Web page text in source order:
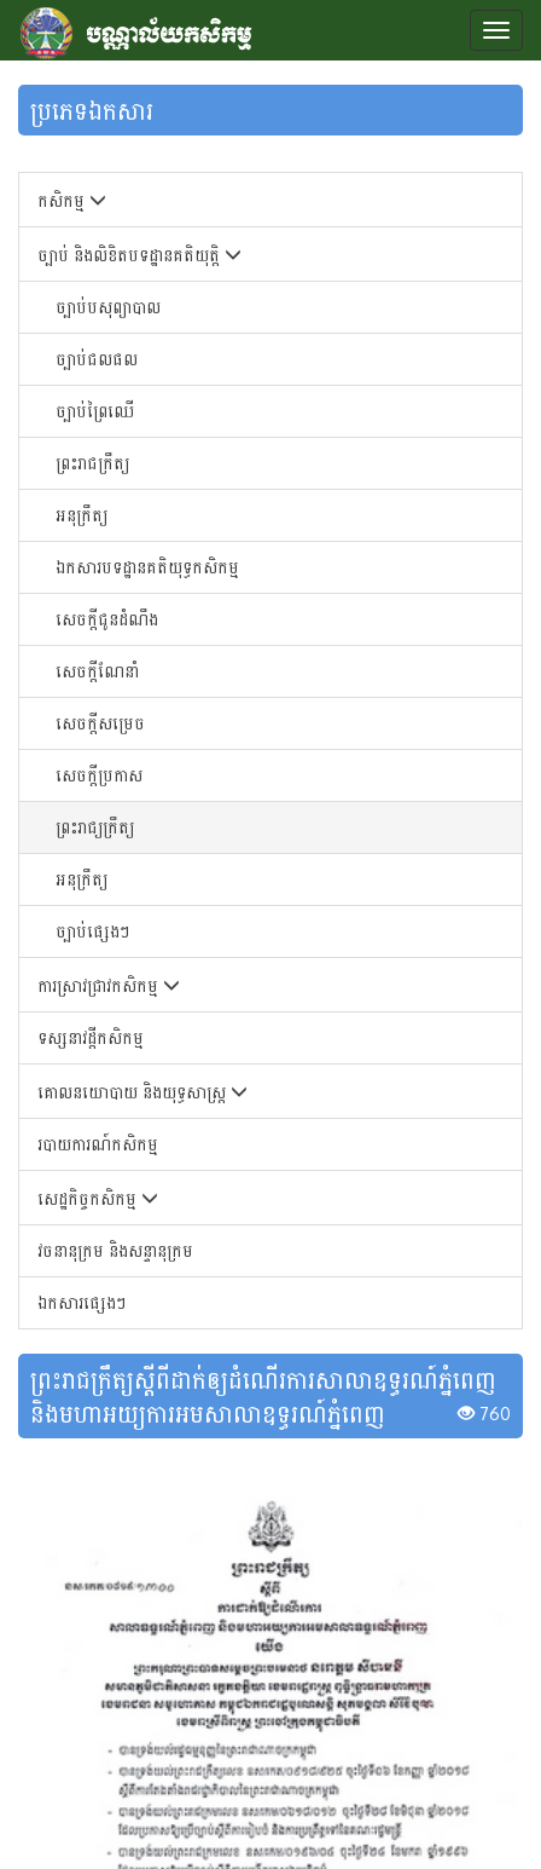
ប្រភេទឯកសារ
កសិកម្ម
ច្បាប់ និងលិខិតបទដ្ឋានគតិយុត្តិ
ច្បាប់បសុព្យាបាល
ច្បាប់ជលផល
ច្បាប់ព្រៃឈើ
ព្រះរាជក្រឹត្យ
អនុក្រឹត្យ
ឯកសារបទដ្ឋានគតិយុទ្ធកសិកម្ម
សេចក្តីជូនដំណឹង
សេចក្តីណែនាំ
សេចក្តីសម្រេច
សេចក្តីប្រកាស
ព្រះរាជ្យក្រឹត្យ
អនុក្រឹត្យ
ច្បាប់ផ្សេងៗ
ការស្រាវជ្រាវកសិកម្ម
ទស្សនាវដ្តីកសិកម្ម
គោលនយោបាយ និងយុទ្ធសាស្រ្ត
របាយការណ៍កសិកម្ម
សេដ្ឋកិច្ចកសិកម្ម
វចនានុក្រម និងសន្ទានុក្រម
ឯកសារផ្សេងៗ
ព្រះរាជក្រឹត្យស្តីពីដាក់ឲ្យដំណើរការសាលាឧទ្ធរណ៍ភ្នំពេញ
និងមហាអយ្យការអមសាលាឧទ្ធរណ៍ភ្នំពេញ
760